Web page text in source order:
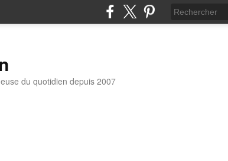
du quotidien depuis 2007